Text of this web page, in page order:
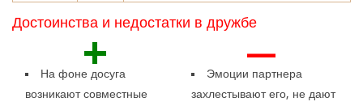
Достоинства и недостатки в дружбе
+
На фоне досуга
возникают совместные
—
Эмоции партнера
захлестывают его, не дают